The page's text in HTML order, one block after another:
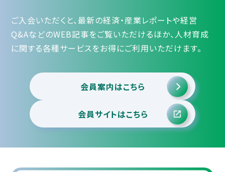
ご入会いただくと、最新の経済・産業レポートや経営
Q&AなどのWEB記事をご覧いただけるほか、人材育成
に関する各種サービスをお得にご利用いただけます。
会員案内はこちら
会員サイトはこちら